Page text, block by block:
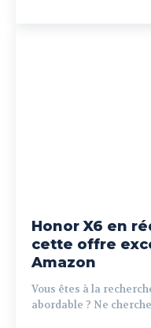
Honor X6 en
cette offre
Amazon
Vous êtes à la
abordable ? Ne